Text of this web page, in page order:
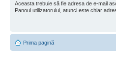
Aceasta trebuie să fie adresa de e-mail
Panoul utilizatorului, atunci este chiar
Prima pagină